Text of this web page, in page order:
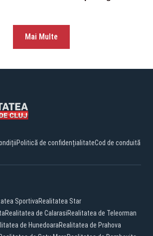
Mai Multe
Politică de confidențialitateCod de conduită
SportivaRealitatea Star
Realitatea de CalarasiRealitatea de Teleorman
de HunedoaraRealitatea de Prahova